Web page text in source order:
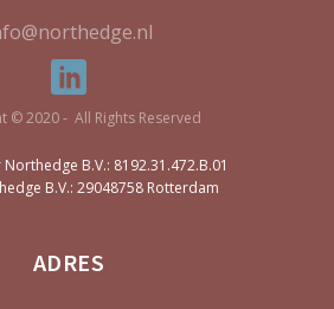
© 2020 - All Rights Reserved
B.V.: 8192.31.472.B.01
B.V.: 29048758 Rotterdam
ADRES